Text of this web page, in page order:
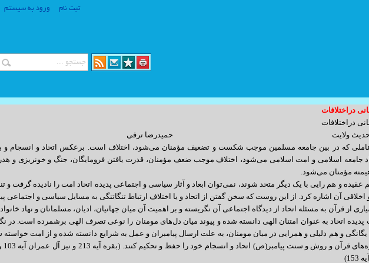
ثبت نام ورود به سیستم
کارگر پلاک 14 واحد 3
لازم را به عمل آورید. ساعت مراجعه
info@yoursite.com : مدیریت
support@sitesaz.ir : پشتیبانی
develop@sitesaz.ir : برنامه نویسی
design@sitesaz.ir : طراحی سایت
دراختلافات
دراختلافات
بر حدیث ولایت حمیدرضا ترقی
که در بین جامعه مسلمین موجب شکست و تضعیف مؤمنان می‌‌شود، اختلاف است. برعکس اتحاد و انسجام و
جامعه اسلامی و امت اسلامی می‌‌شود، اختلاف موجب ضعف مؤمنان، قدرت یافتن فرومایگان، جنگ و خونریزی و
مؤمنان می‌‌شود.
عقیده و هم رایی با یک دیگر متحد شوند، نمی‌توان ابعاد و آثار سیاسی و اجتماعی پدیده اتحاد امت را نادیده گرفت و
اخلاقی آن اشاره کرد. از این روست که سخن گفتن از اتحاد و یا اختلاف ارتباط تنگاتنگی به مسایل سیاسی و اجتماعی
از قرآن به مسئله اتحاد از دیدگاه اجتماعی آن نگریسته و بر اهمیت آن میان جهانیان، ادیان، مسلمانان و نهاد
پدیده اتحاد به عنوان امتنان الهی دانسته شده و پیوند میان دل‌های مومنان را نوعی تصرف الهی برشمرده است. در
و هم دلیلی و همرایی در میان مومنان، به علت ارسال پیامبران و عمل به شرایع دانسته شده و از امت خواسته